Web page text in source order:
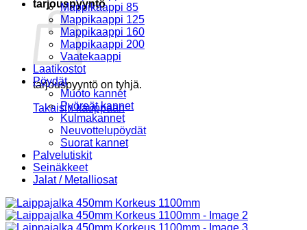
tarjouspyyntö
tarjouspyyntö on tyhjä.
Takaisin kauppaan
Mappikaappi 85
Mappikaappi 125
Mappikaappi 160
Mappikaappi 200
Vaatekaappi
Laatikostot
Pöydät
Muoto kannet
Pyöreät kannet
Kulmakannet
Neuvottelupöydät
Suorat kannet
Palvelutiskit
Seinäkkeet
Jalat / Metalliosat